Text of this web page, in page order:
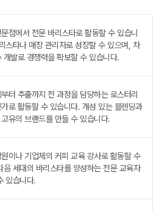
점에서 전문 바리스타로 활동할 수 있습니
스타나 매장 관리자로 성장할 수 있으며, 차
개발로 경쟁력을 확보할 수 있습니다.
터 추출까지 전 과정을 담당하는 로스터리
로 활동할 수 있습니다. 개성 있는 블렌딩과
유의 브랜드를 만들 수 있습니다.
이나 기업체의 커피 교육 강사로 활동할 수
음 세대의 바리스타를 양성하는 전문 교육자
있습니다.